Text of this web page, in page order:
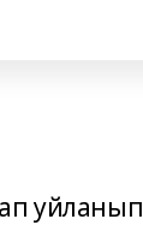
уйланып